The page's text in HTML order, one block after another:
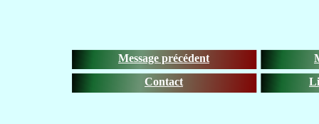
Message précédent
Contact